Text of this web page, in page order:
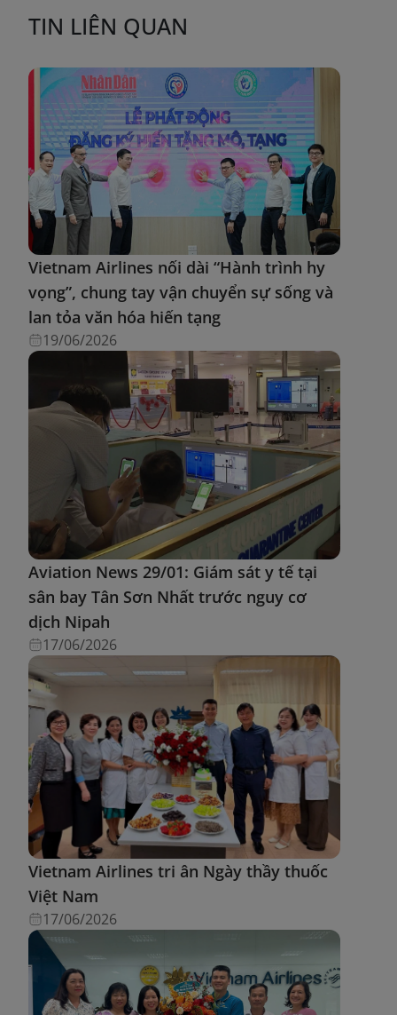
TIN LIÊN QUAN
Vietnam Airlines nối dài “Hành trình hy
vọng”, chung tay vận chuyển sự sống và
lan tỏa văn hóa hiến tạng
19/06/2026
Aviation News 29/01: Giám sát y tế tại
sân bay Tân Sơn Nhất trước nguy cơ
dịch Nipah
17/06/2026
Vietnam Airlines tri ân Ngày thầy thuốc
Việt Nam
17/06/2026